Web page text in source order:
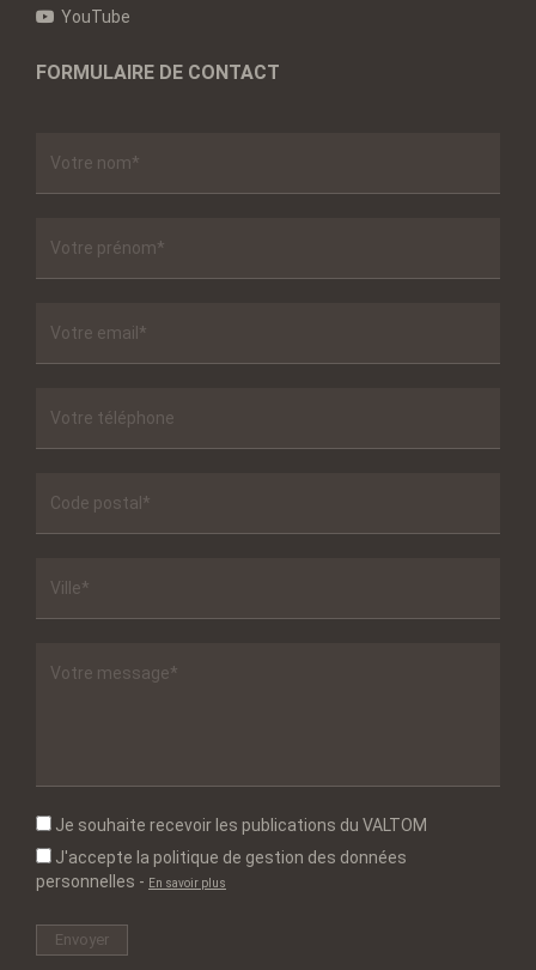
YouTube
FORMULAIRE DE CONTACT
Je souhaite recevoir les publications du VALTOM
J'accepte la politique de gestion des données
personnelles - En savoir plus